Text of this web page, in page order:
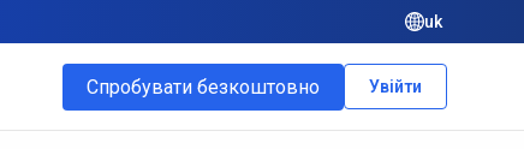
uk
Спробувати безкоштовно Увійти